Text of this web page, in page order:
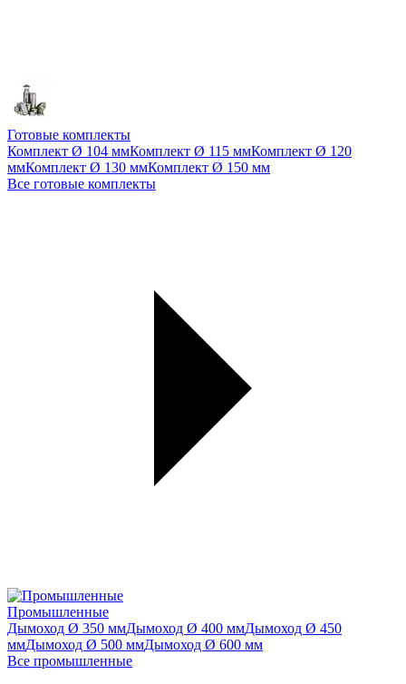
Готовые комплекты
Комплект Ø 104 ммКомплект Ø 115 ммКомплект Ø 120
ммКомплект Ø 130 ммКомплект Ø 150 мм
Все готовые комплекты
Промышленные
Дымоход Ø 350 ммДымоход Ø 400 ммДымоход Ø 450
ммДымоход Ø 500 ммДымоход Ø 600 мм
Все промышленные